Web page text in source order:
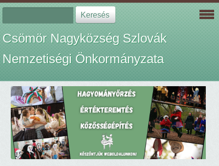
Csömör Nagyközség Szlovák
Nemzetiségi Önkormányzata